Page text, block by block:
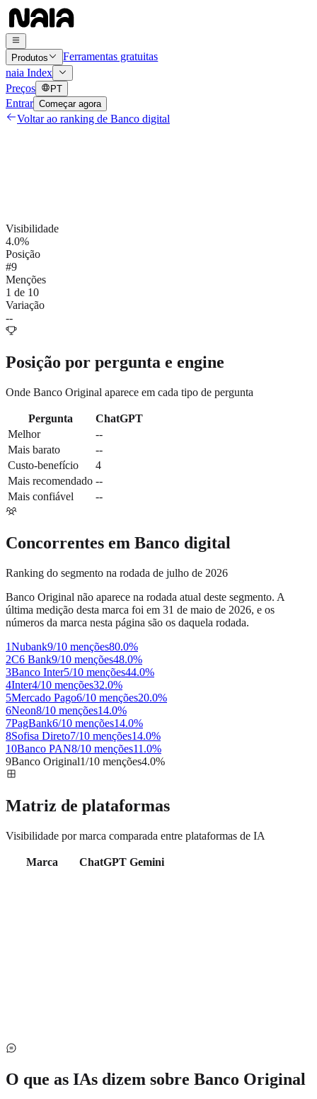
Produtos
Ferramentas gratuitas
naia Index
Preços
PT
Entrar Começar agora
Voltar ao ranking de Banco digital
Visibilidade
4.0%
Posição
#9
Menções
1 de 10
Variação
--
Posição por pergunta e engine
Onde Banco Original aparece em cada tipo de pergunta
Pergunta
ChatGPT
Melhor
--
Mais barato
--
Custo-benefício
4
Mais recomendado --
Mais confiável
--
Concorrentes em Banco digital
Ranking do segmento na rodada de julho de 2026
Banco Original não aparece na rodada atual deste segmento. A
última medição desta marca foi em 31 de maio de 2026, e os
números da marca nesta página são os daquela rodada.
1Nubank9/10 menções80.0%
2C6 Bank9/10 menções48.0%
3Banco Inter5/10 menções44.0%
4Inter4/10 menções32.0%
5Mercado Pago6/10 menções20.0%
6Neon8/10 menções14.0%
7PagBank6/10 menções14.0%
8Sofisa Direto7/10 menções14.0%
10Banco PAN8/10 menções11.0%
9Banco Original1/10 menções4.0%
Matriz de plataformas
Visibilidade por marca comparada entre plataformas de IA
Marca ChatGPT Gemini
O que as IAs dizem sobre Banco Original